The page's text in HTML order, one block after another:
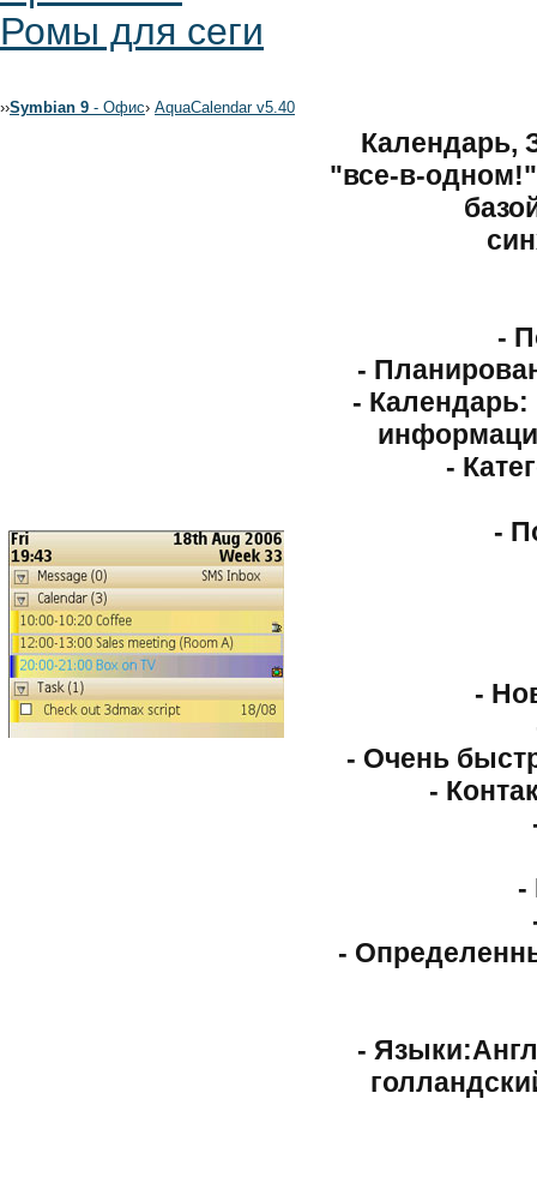
Ромы для сеги
››Symbian 9 - Офис› AquaCalendar v5.40
Календарь,
"все-в-
-
-
- Календарь:
-
-
-
- Очень
-
-
-
-